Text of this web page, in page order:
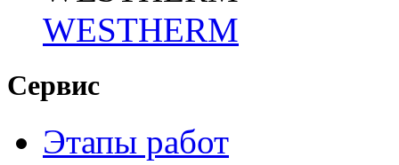
WESTHERM
Сервис
Этапы работ